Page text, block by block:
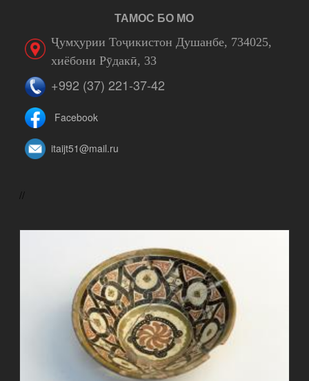
ТАМОС БО МО
Ҷумҳурии Тоҷикистон Душанбе, 734025,
хиёбони Рӯдакӣ, 33
+992 (37) 221-37-42
Facebook
itaijt51@mail.ru
//